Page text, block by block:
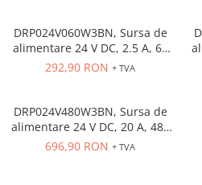
pentru motor
Direct-On-Line Starters
Cleme sir
Accesorii cleme
DRP024V060W3BN, Sursa de
alimentare 24 V DC, 2.5 A, 60
W, alimentare trifazata,
292,90 RON + TVA
DRP024V480W3BN, Sursa de
alimentare 24 V DC, 20 A, 480
W, alimentare trifazata,
696,90 RON + TVA